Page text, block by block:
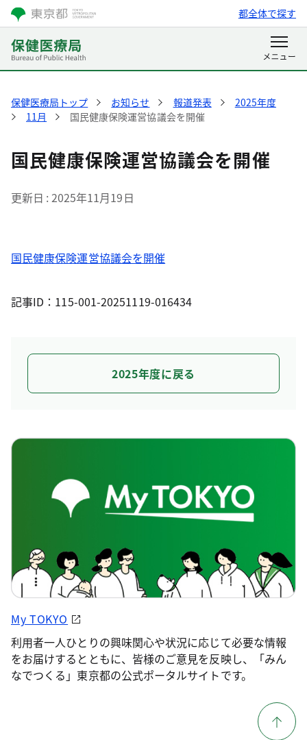
都全体で探す
保健医療局トップ お知らせ 報道発表
2025年度
11月
国民健康保険運営協議会を開催
国民健康保険運営協議会を開催
更新日 2025年11月19日
国民健康保険運営協議会を開催
記事ID：115-001-20251119-016434
2025年度に戻る
My TOKYO
利用者一人ひとりの興味関心や状況に応じて必要な情報
をお届けするとともに、皆様のご意見を反映し、「みん
なでつくる」東京都の公式ポータルサイトです。